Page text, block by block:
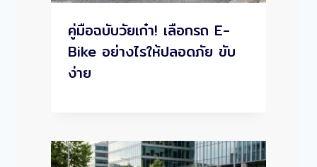
คู่มือฉบับวัยเก๋า! เลือกรถ E-
Bike อย่างไรให้ปลอดภัย ขับ
ง่าย